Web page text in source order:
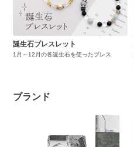
誕生石ブレスレット
1月～12月の各誕生石を使ったブレス
ブランド